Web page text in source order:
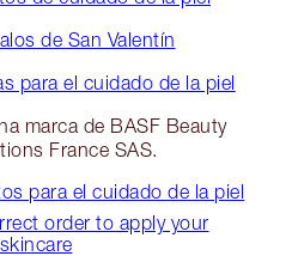
de San Valentín
para el cuidado de la piel
marca de BASF Beauty
France SAS.
para el cuidado de la piel
order to apply your
skincare